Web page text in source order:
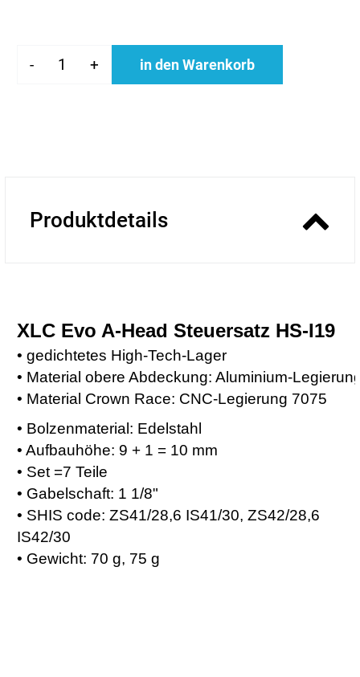
- + in den Warenkorb
Produktdetails
XLC Evo A-Head Steuersatz HS-I19
• gedichtetes High-Tech-Lager
• Material obere Abdeckung: Aluminium-
• Material Crown Race: CNC-Legierung 7075
• Bolzenmaterial: Edelstahl
• Aufbauhöhe: 9 + 1 = 10 mm
• Set =7 Teile
• Gabelschaft: 1 1/8"
• SHIS code: ZS41/28,6 IS41/30, ZS42/28,6
IS42/30
• Gewicht: 70 g, 75 g